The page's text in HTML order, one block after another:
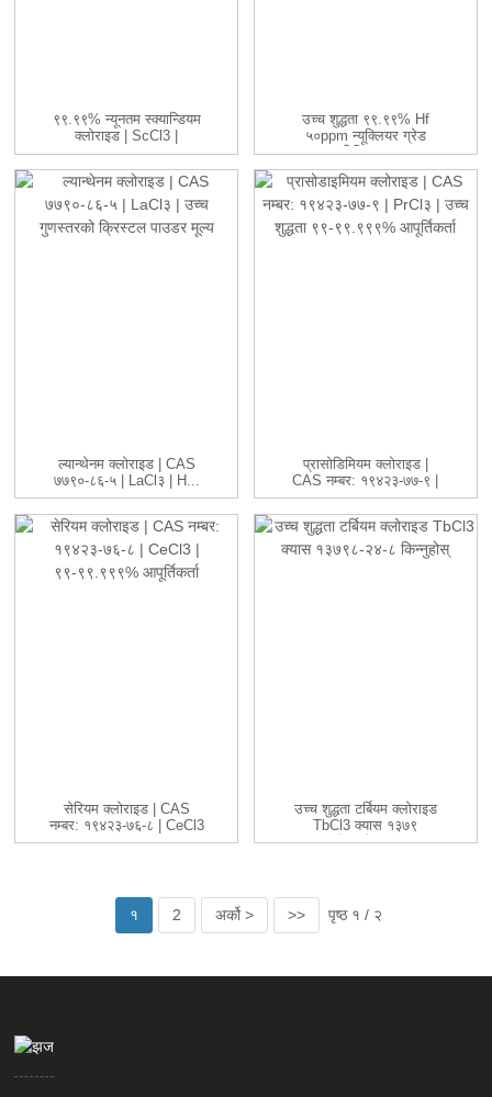
९९.९९% न्यूनतम स्क्यान्डियम
क्लोराइड | ScCl3 |
९९-९९.९९९...
उच्च शुद्धता ९९.९९% Hf
५०ppm न्यूक्लियर ग्रेड
रिफिन...
ल्यान्थेनम क्लोराइड | CAS
७७९०-८६-५ | LaCl३ | H...
प्रासोडिमियम क्लोराइड |
CAS नम्बर: १९४२३-७७-९ |
प...
सेरियम क्लोराइड | CAS
नम्बर: १९४२३-७६-८ | CeCl3
|...
उच्च शुद्धता टर्बियम क्लोराइड
TbCl3 क्यास १३७९
किन्नुहोस्...
१ 2 अर्को > >> पृष्ठ १ / २